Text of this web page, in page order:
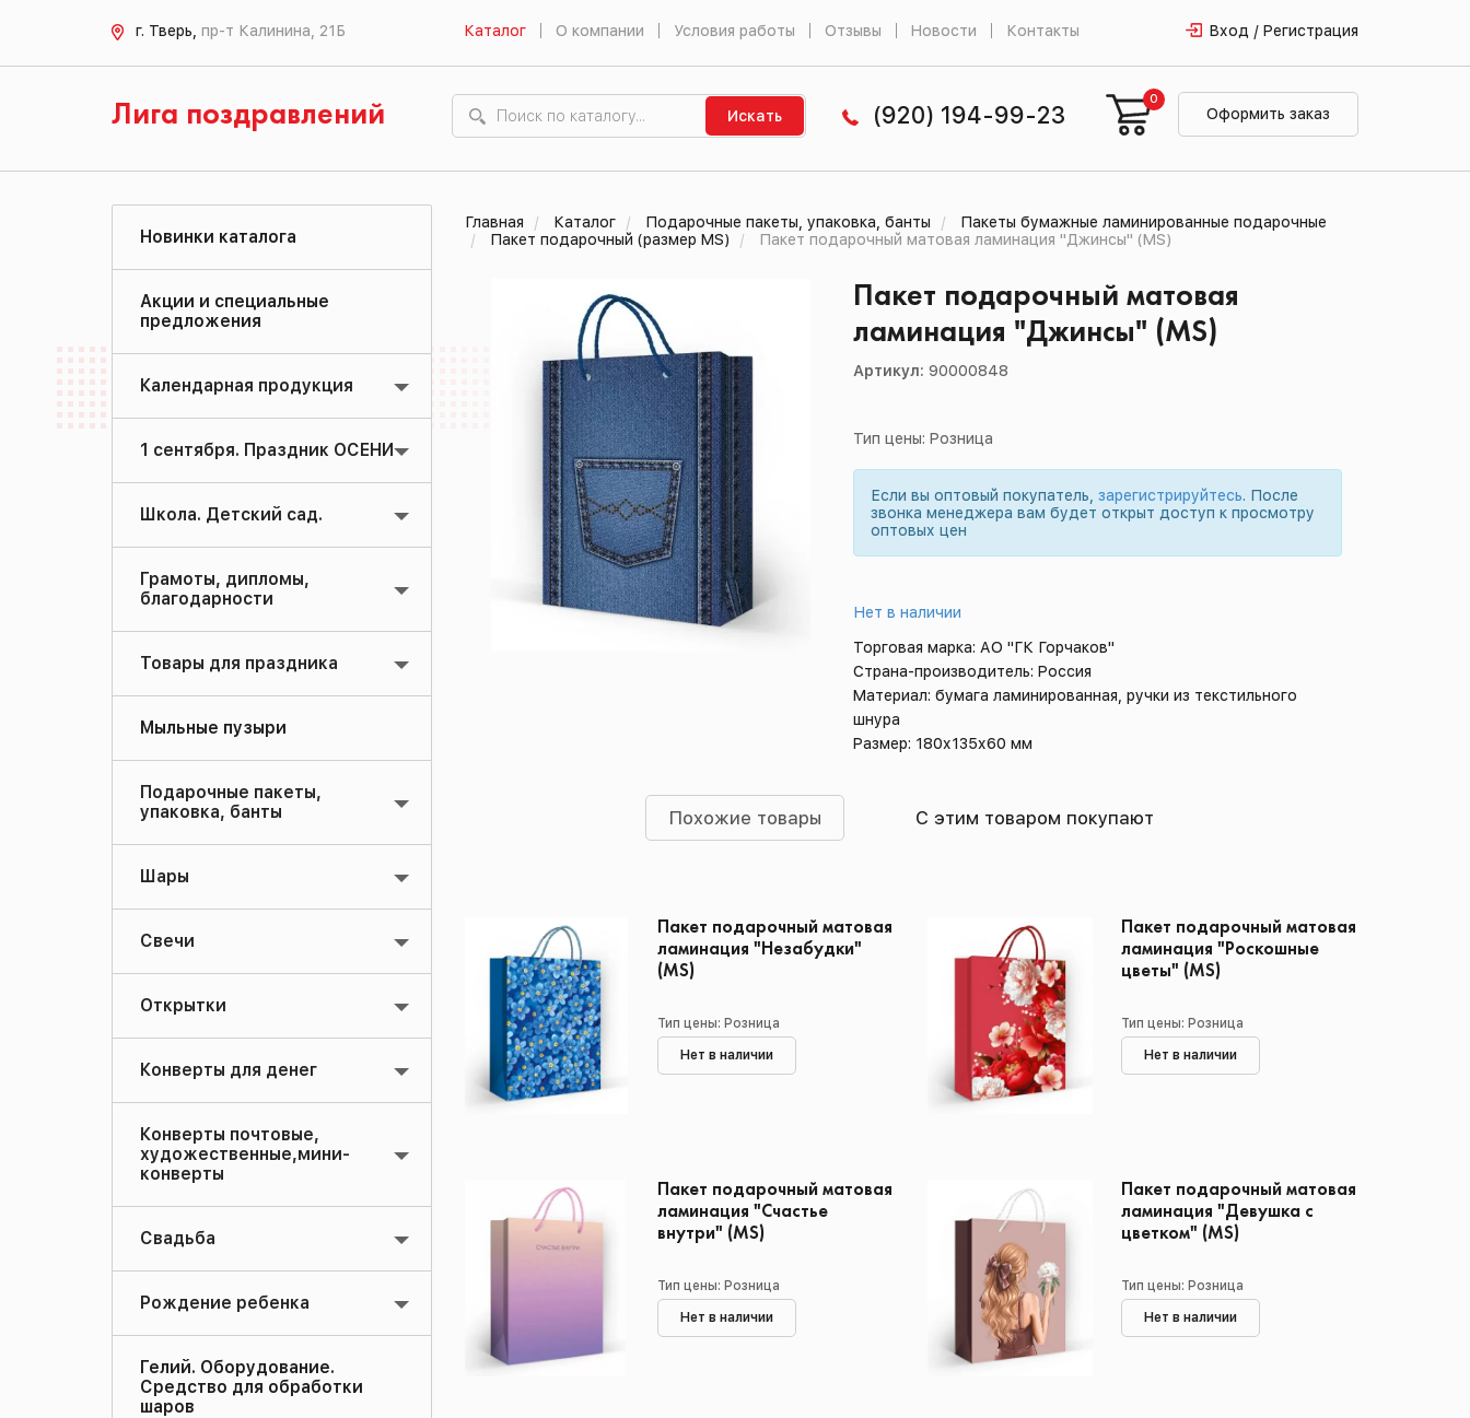
г. Тверь, пр-т Калинина, 21Б Каталог О компании Условия работы Отзывы Новости Контакты Вход / Регистрация
Лига поздравлений Искать (920) 194-99-23 Оформить заказ
0
Новинки каталога
Акции и специальные
предложения
Календарная продукция
1 сентября. Праздник ОСЕНИ
Школа. Детский сад.
Грамоты, дипломы,
благодарности
Товары для праздника
Мыльные пузыри
Подарочные пакеты,
упаковка, банты
Шары
Свечи
Открытки
Конверты для денег
Конверты почтовые,
художественные,мини-
конверты
Свадьба
Рождение ребенка
Гелий. Оборудование.
Средство для обработки
шаров
Главная Каталог Подарочные пакеты, упаковка, банты
Пакеты бумажные ламинированные подарочные
Пакет подарочный (размер МS)
Пакет подарочный матовая ламинация "Джинсы" (MS)
Пакет подарочный матовая
ламинация "Джинсы" (MS)
Артикул:90000848
Тип цены: Розница
Если вы оптовый покупатель,зарегистрируйтесь. После
звонка менеджера вам будет открыт доступ к просмотру
оптовых цен
Нет в наличии
Торговая марка: АО "ГК Горчаков"
Страна-производитель: Россия
Материал: бумага ламинированная, ручки из текстильного
шнура
Размер: 180х135х60 мм
Похожие товары С этим товаром покупают
Пакет подарочный матовая
ламинация "Незабудки"
(MS)
Тип цены: Розница
Нет в наличии
Пакет подарочный матовая
ламинация "Роскошные
цветы" (MS)
Тип цены: Розница
Нет в наличии
Пакет подарочный матовая
ламинация "Счастье
внутри" (MS)
Тип цены: Розница
Нет в наличии
Пакет подарочный матовая
ламинация "Девушка с
цветком" (MS)
Тип цены: Розница
Нет в наличии